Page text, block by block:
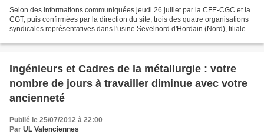
Selon des informations communiquées jeudi 26 juillet par la CFE-CGC et la
CGT, puis confirmées par la direction du site, trois des quatre organisations
syndicales représentatives dans l'usine Sevelnord d'Hordain (Nord), filiale
Ingénieurs et Cadres de la métallurgie : votre
nombre de jours à travailler diminue avec votre
ancienneté
Publié le 25/07/2012 à 22:00
Par UL Valenciennes